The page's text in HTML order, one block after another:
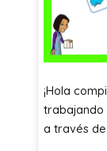
¡Hola
trabajando
a través